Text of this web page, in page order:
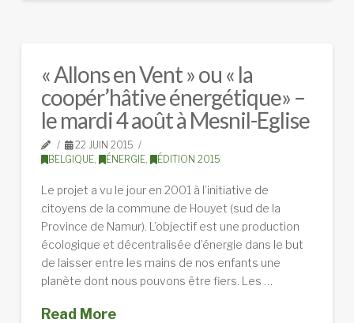
« Allons en Vent » ou « la
coopér’hâtive énergétique» –
le mardi 4 août à Mesnil-Eglise
22 JUIN 2015
BELGIQUE, ÉNERGIE, ÉDITION 2015
Le projet a vu le jour en 2001 à l’initiative de
citoyens de la commune de Houyet (sud de la
Province de Namur). L’objectif est une production
écologique et décentralisée d’énergie dans le but
de laisser entre les mains de nos enfants une
planète dont nous pouvons être fiers. Les …
Read More